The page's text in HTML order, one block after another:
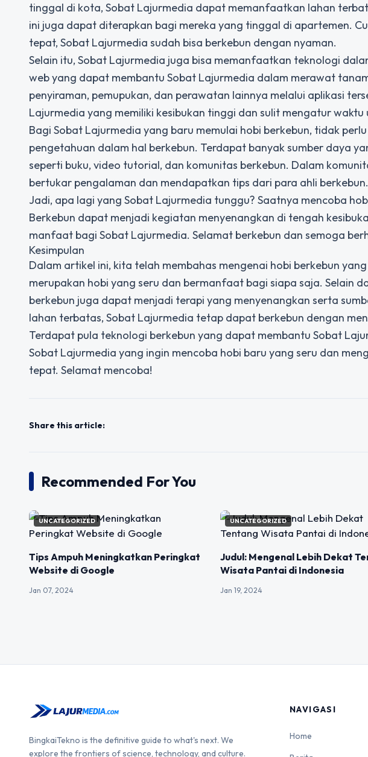
tinggal di kota, Sobat Lajurmedia dapat memanfaatkan lahan
ini juga dapat diterapkan bagi mereka yang tinggal di apartemen.
tepat, Sobat Lajurmedia sudah bisa berkebun dengan nyaman.
Selain itu, Sobat Lajurmedia juga bisa memanfaatkan teknologi
web yang dapat membantu Sobat Lajurmedia dalam merawat
penyiraman, pemupukan, dan perawatan lainnya melalui aplikasi
Lajurmedia yang memiliki kesibukan tinggi dan sulit mengatur
Bagi Sobat Lajurmedia yang baru memulai hobi berkebun, tidak
pengetahuan dalam hal berkebun. Terdapat banyak sumber daya
seperti buku, video tutorial, dan komunitas berkebun. Dalam
bertukar pengalaman dan mendapatkan tips dari para ahli berkebun.
Jadi, apa lagi yang Sobat Lajurmedia tunggu? Saatnya mencoba
Berkebun dapat menjadi kegiatan menyenangkan di tengah
manfaat bagi Sobat Lajurmedia. Selamat berkebun dan semoga
Kesimpulan
Dalam artikel ini, kita telah membahas mengenai hobi berkebun
merupakan hobi yang seru dan bermanfaat bagi siapa saja. Selain
berkebun juga dapat menjadi terapi yang menyenangkan serta
lahan terbatas, Sobat Lajurmedia tetap dapat berkebun dengan
Terdapat pula teknologi berkebun yang dapat membantu Sobat
Sobat Lajurmedia yang ingin mencoba hobi baru yang seru dan
tepat. Selamat mencoba!
Share this article:
Recommended For You
UNCATEGORIZED
Tips Ampuh Meningkatkan Peringkat
Website di Google
Jan 07, 2024
UNCATEGORIZED
Judul: Mengenal Lebih Dekat
Wisata Pantai di Indonesia
Jan 19, 2024
BingkaiTekno is the definitive guide to what's next. We
explore the frontiers of science, technology, and culture.
NAVIGASI
Home